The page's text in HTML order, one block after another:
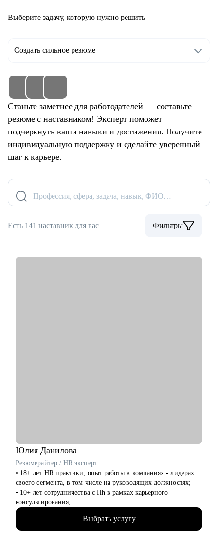
Выберите задачу, которую нужно решить
Создать сильное резюме
Станьте заметнее для работодателей — составьте
резюме с наставником! Эксперт поможет
подчеркнуть ваши навыки и достижения. Получите
индивидуальную поддержку и сделайте уверенный
шаг к карьере.
Профессия, сфера, задача, навык, ФИО…
Есть 141 наставник для вас Фильтры
Юлия Данилова
Резюмерайтер / HR эксперт
• 18+ лет HR практики, опыт работы в компаниях - лидерах
своего сегмента, в том числе на руководящих должностях;
• 10+ лет сотрудничества с Hh в рамках карьерного
консультирования;
• 3000+ составленных резюме для специалистов различного
уровня и специализации;
• 500+ продуктивных карьерных консультаций, подготовки к
Выбрать услугу